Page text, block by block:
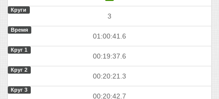
Круги
3
Время
01:00:41.6
Круг 1
00:19:37.6
Круг 2
00:20:21.3
Круг 3
00:20:42.7